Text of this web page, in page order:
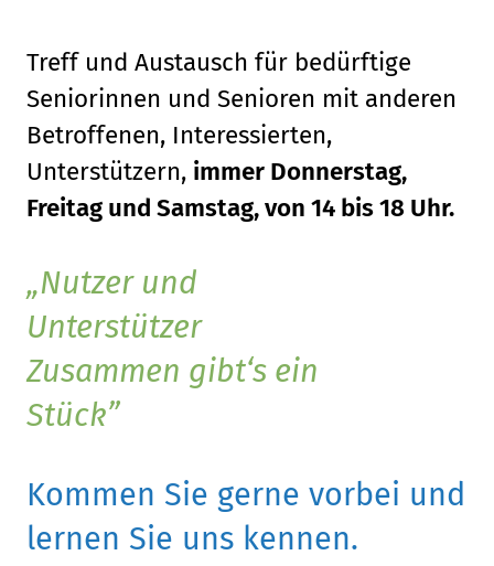
Treff und Austausch für bedürftige
Seniorinnen und Senioren mit anderen
Betroffenen, Interessierten,
Unterstützern, immer Donnerstag,
Freitag und Samstag, von 14 bis 18 Uhr.
Nutzer und
Unterstützer
Zusammen gibt‘s ein
Stück
Kommen Sie gerne vorbei und
lernen Sie uns kennen.